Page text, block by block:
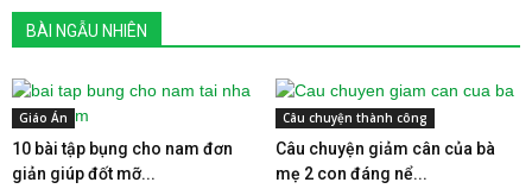
BÀI NGẪU NHIÊN
Giáo Án
10 bài tập bụng cho nam đơn
giản giúp đốt mỡ...
Câu chuyện thành công
Câu chuyện giảm cân của bà
mẹ 2 con đáng nể...